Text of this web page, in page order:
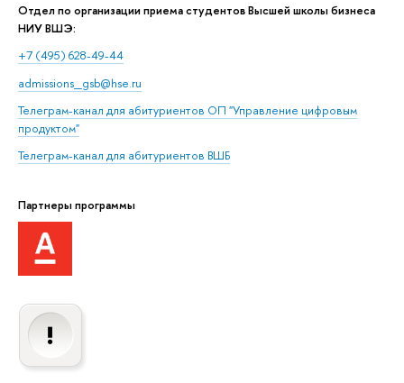
Отдел по организации приема студентов Высшей школы бизнеса
НИУ ВШЭ:
+7 (495) 628-49-44
admissions_gsb@hse.ru
Телеграм-канал для абитуриентов ОП "Управление цифровым
продуктом"
Телеграм-канал для абитуриентов ВШБ
Партнеры программы